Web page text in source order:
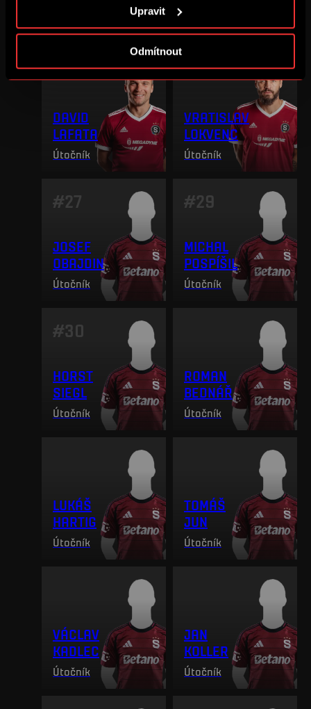
Upravit
Odmítnout
Útočník Útočník
#19
DAVID
LAFATA
Útočník
#21
VRATISLAV
LOKVENC
Útočník
#27
JOSEF
OBAJDIN
Útočník
#29
MICHAL
POSPÍŠIL
Útočník
#30
HORST
SIEGL
Útočník
ROMAN
BEDNÁŘ
Útočník
LUKÁŠ
HARTIG
Útočník
TOMÁŠ
JUN
Útočník
VÁCLAV
KADLEC
Útočník
JAN
KOLLER
Útočník